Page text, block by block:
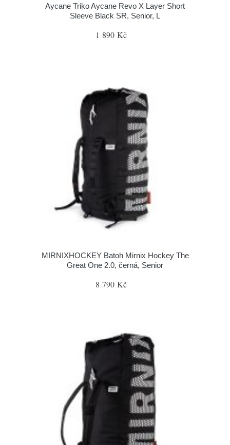
Aycane Triko Aycane Revo X Layer Short
Sleeve Black SR, Senior, L
1 890 Kč
MIRNIXHOCKEY Batoh Mirnix Hockey The
Great One 2.0, černá, Senior
8 790 Kč